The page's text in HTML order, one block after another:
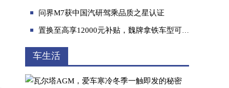
问界M7获中国汽研驾乘品质之星认证
置换至高享12000元补贴，魏牌拿铁车型可油可电深受用户大力点赞
车生活